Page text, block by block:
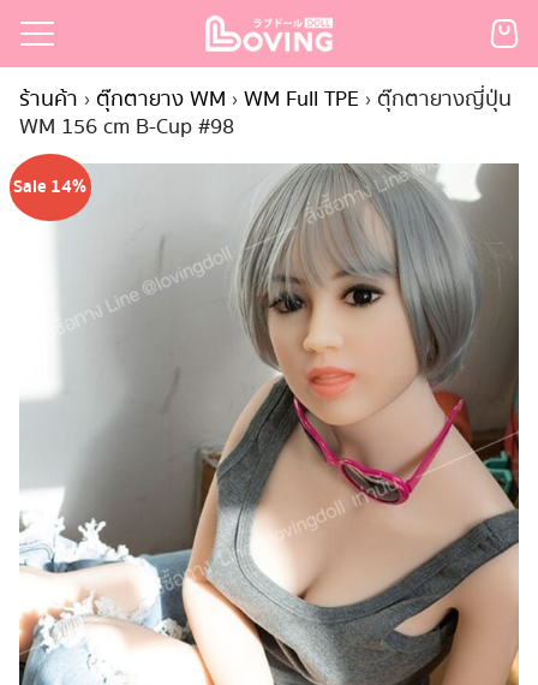
Skip
content
ก
ค้า
for:
ร้านค้า › ตุ๊กตายาง WM › WM Full TPE › ตุ๊กตายางญี่ปุ่น
WM 156 cm B-Cup #98
Sale 14%